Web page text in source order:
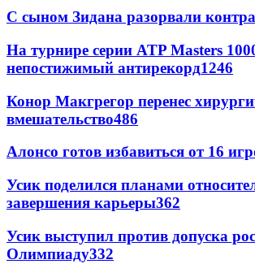
С сыном Зидана разорвали
На турнире серии ATP Masters
непостижимый антирекорд1246
Конор Макгрегор перенес
вмешательство486
Алонсо готов избавиться от 16
Усик поделился планами
завершения карьеры362
Усик выступил против допуска
Олимпиаду332